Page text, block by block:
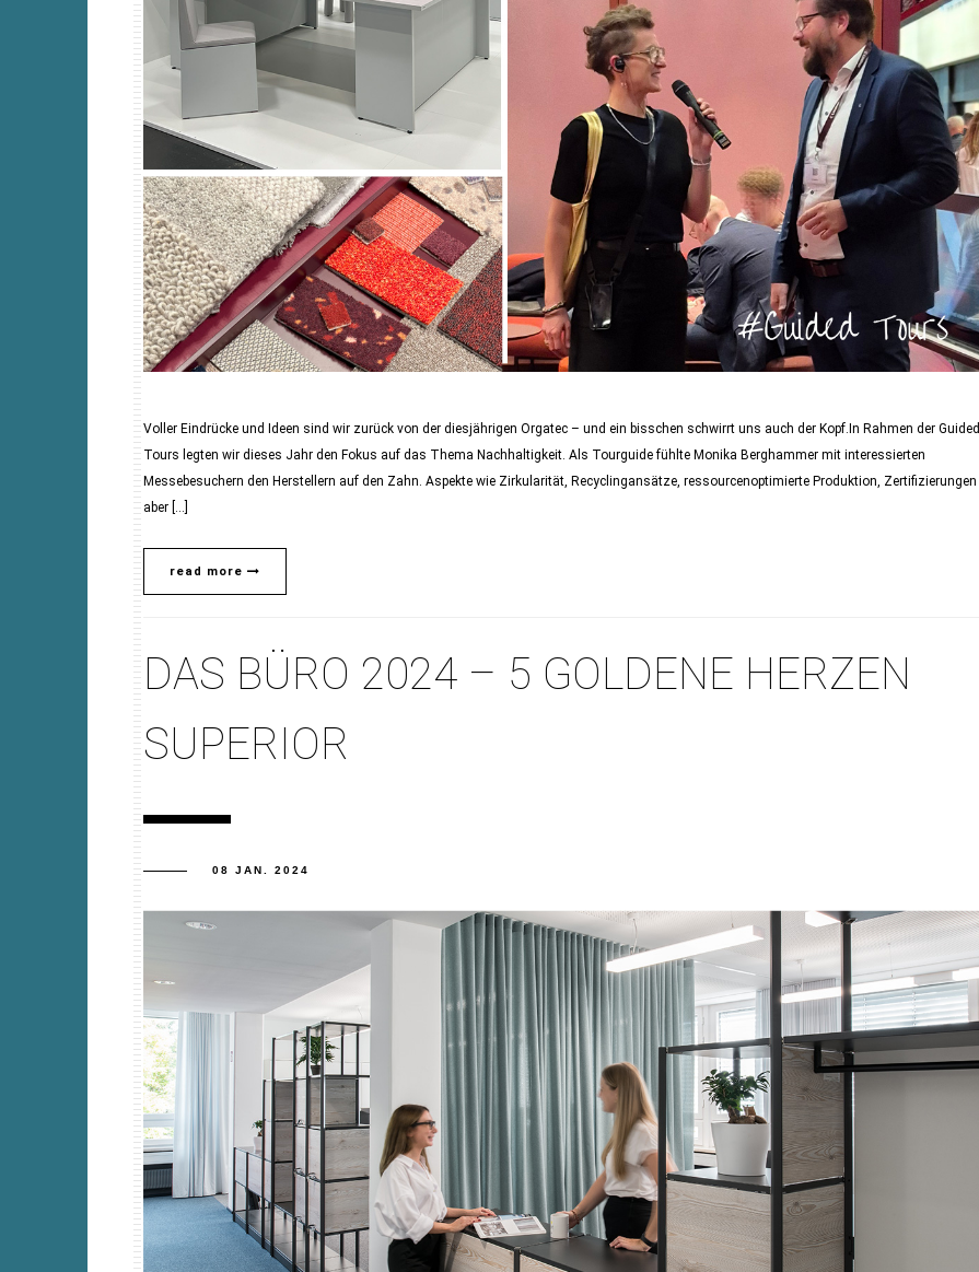
Voller Eindrücke und Ideen sind wir zurück von der diesjährigen Orgatec – und ein bisschen schwirrt uns auch der Kopf.In Rahmen der Guided
Tours legten wir dieses Jahr den Fokus auf das Thema Nachhaltigkeit. Als Tourguide fühlte Monika Berghammer mit interessierten
Messebesuchern den Herstellern auf den Zahn. Aspekte wie Zirkularität, Recyclingansätze, ressourcenoptimierte Produktion, Zertifizierungen
aber […]
read more
DAS BÜRO 2024 – 5 GOLDENE HERZEN
SUPERIOR
08 JAN. 2024